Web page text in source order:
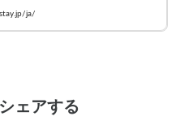
泊スポット・観光体験アクテ
初心者でもかんたんに予約出
ja/
ェアする